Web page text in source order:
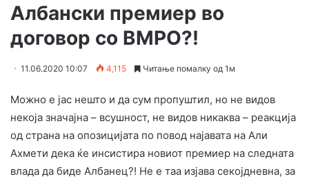
Албански премиер во
договор со ВМРО?!
11.06.2020 10:07 4,115 Читање помалку од 1м
Можно е јас нешто и да сум пропуштил, но не видов
некоја значајна – всушност, не видов никаква – реакција
од страна на опозицијата по повод најавата на Али
Ахмети дека ќе инсистира новиот премиер на следната
влада да биде Албанец?! Не е таа изјава секојдневна, за